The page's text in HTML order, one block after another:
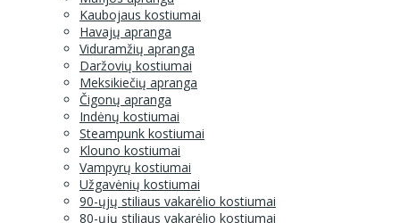
Kaubojaus kostiumai
Havajų apranga
Viduramžių apranga
Daržovių kostiumai
Meksikiečių apranga
Čigonų apranga
Indėnų kostiumai
Steampunk kostiumai
Klouno kostiumai
Vampyrų kostiumai
Užgavėnių kostiumai
90-ųjų stiliaus vakarėlio kostiumai
80-ųjų stiliaus vakarėlio kostiumai